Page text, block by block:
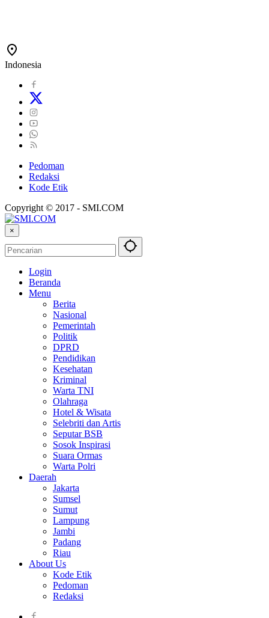
Indonesia
Pedoman
Redaksi
Kode Etik
Copyright © 2017 - SMI.COM
×
Login
Beranda
Menu
Berita
Nasional
Pemerintah
Politik
DPRD
Pendidikan
Kesehatan
Kriminal
Warta TNI
Olahraga
Hotel & Wisata
Selebriti dan Artis
Seputar BSB
Sosok Inspirasi
Suara Ormas
Warta Polri
Daerah
Jakarta
Sumsel
Sumut
Lampung
Jambi
Padang
Riau
About Us
Kode Etik
Pedoman
Redaksi